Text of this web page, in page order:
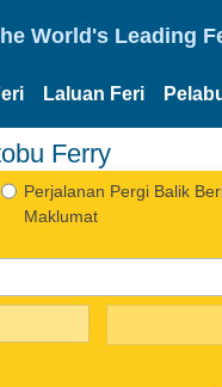
World's Leading
Laluan Feri
Ferry
Perjalanan Pergi Balik
Maklumat